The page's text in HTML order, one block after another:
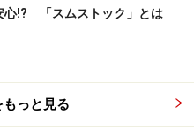
心!? 「スムストック」とは
っと見る